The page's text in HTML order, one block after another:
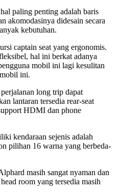
paling penting adalah baris
akomodasinya didesain secara
kebutuhan.
captain seat yang ergonomis.
hal ini berkat adanya
mobil ini lagi kesulitan
ini.
long trip dapat
lantaran tersedia rear-seat
HDMI dan phone
kendaraan sejenis adalah
pilihan 16 warna yang berbeda-
masih sangat nyaman dan
room yang tersedia masih